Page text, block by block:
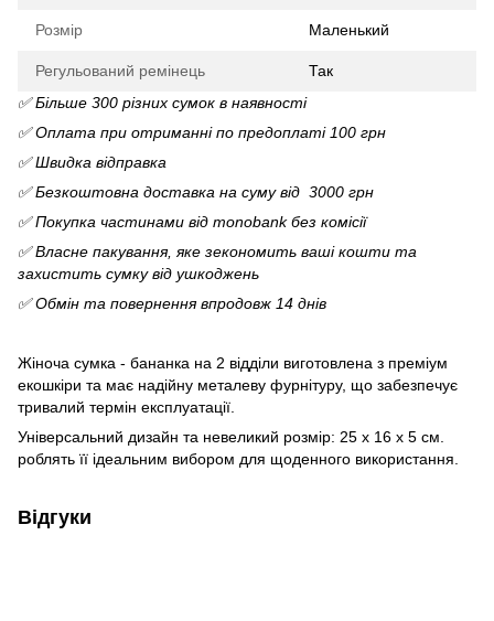
Розмір Маленький
Регульований ремінець
Так
✅ Більше 300 різних сумок в наявності
✅ Оплата при отриманні по предоплаті 100 грн
✅ Швидка відправка
✅ Безкоштовна доставка на суму від 3000 грн
✅ Покупка частинами від monobank без комісії
✅ Власне пакування, яке зекономить ваші кошти та
захистить сумку від ушкоджень
✅ Обмін та повернення впродовж 14 днів
Жіноча сумка - бананка на 2 відділи виготовлена з преміум
екошкіри та має надійну металеву фурнітуру, що забезпечує
тривалий термін експлуатації.
Універсальний дизайн та невеликий розмір: 25 х 16 х 5 см.
роблять її ідеальним вибором для щоденного використання.
Відгуки